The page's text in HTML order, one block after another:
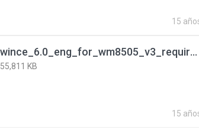
15
wince_6.0_eng_for_wm8505_v3_required winrar.7z
55,811 KB
15